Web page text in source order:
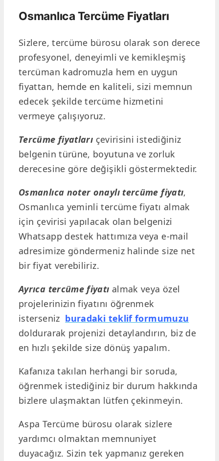
Osmanlıca Tercüme Fiyatları
Sizlere, tercüme bürosu olarak son derece
profesyonel, deneyimli ve kemikleşmiş
tercüman kadromuzla hem en uygun
fiyattan, hemde en kaliteli, sizi memnun
edecek şekilde tercüme hizmetini
vermeye çalışıyoruz.
Tercüme fiyatları çevirisini istediğiniz
belgenin türüne, boyutuna ve zorluk
derecesine göre değişikli göstermektedir.
Osmanlıca noter onaylı tercüme fiyatı,
Osmanlıca yeminli tercüme fiyatı almak
için çevirisi yapılacak olan belgenizi
Whatsapp destek hattımıza veya e-mail
adresimize göndermeniz halinde size net
bir fiyat verebiliriz.
Ayrıca tercüme fiyatı almak veya özel
projelerinizin fiyatını öğrenmek
isterseniz buradaki teklif formumuzu
doldurarak projenizi detaylandırın, biz de
en hızlı şekilde size dönüş yapalım.
Kafanıza takılan herhangi bir soruda,
öğrenmek istediğiniz bir durum hakkında
bizlere ulaşmaktan lütfen çekinmeyin.
Aspa Tercüme bürosu olarak sizlere
yardımcı olmaktan memnuniyet
duyacağız. Sizin tek yapmanız gereken